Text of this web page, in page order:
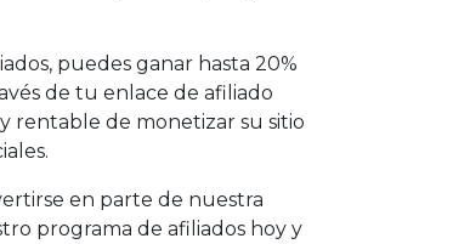
puedes ganar hasta 20%
de tu enlace de afiliado
rentable de monetizar su sitio
en parte de nuestra
programa de afiliados hoy y